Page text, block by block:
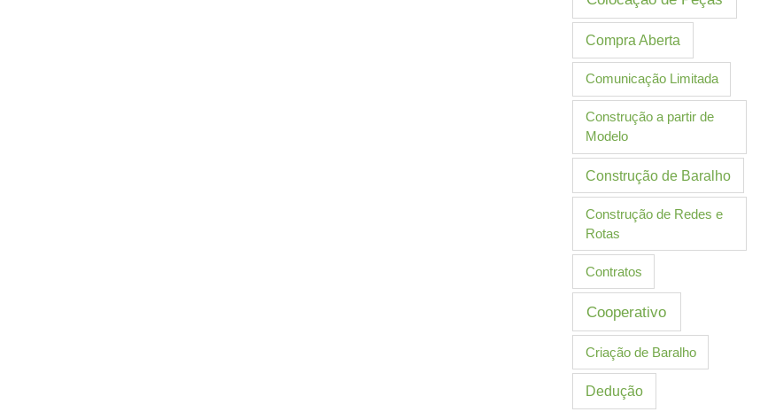
Compra Aberta
Comunicação Limitada
Construção a partir de
Modelo
Construção de Baralho
Construção de Redes e
Rotas
Contratos
Cooperativo
Criação de Baralho
Dedução